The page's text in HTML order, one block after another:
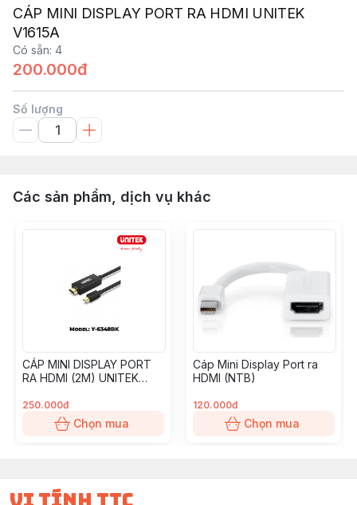
CÁP MINI DISPLAY PORT RA HDMI UNITEK
V1615A
Có sẵn: 4
200.000đ
Số lượng
Các sản phẩm, dịch vụ khác
CÁP MINI DISPLAY PORT
RA HDMI (2M) UNITEK
250.000đ
Chọn mua
Cáp Mini Display Port ra
HDMI (NTB)
120.000đ
Chọn mua